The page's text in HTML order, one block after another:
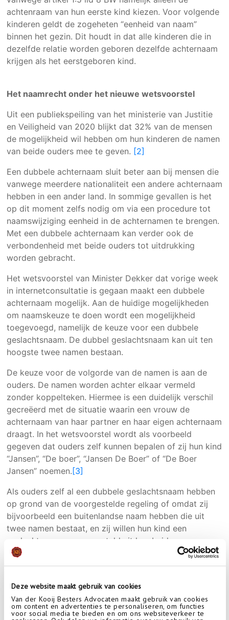
Deze website maakt gebruik van cookies
Van der Kooij Besters Advocaten maakt gebruik van cookies
om content en advertenties te personaliseren, om functies
voor social media te bieden en om ons websiteverkeer te
achtenraam van hun eerste kind kiezen. Voor volgende
kinderen geldt de zogeheten “eenheid van naam”
binnen het gezin. Dit houdt in dat alle kinderen die in
dezelfde relatie worden geboren dezelfde achternaam
krijgen als het eerstgeboren kind.
Het naamrecht onder het nieuwe wetsvoorstel
Uit een publiekspeiling van het ministerie van Justitie
en Veiligheid van 2020 blijkt dat 32% van de mensen
de mogelijkheid wil hebben om hun kinderen de namen
van beide ouders mee te geven. [2]
Een dubbele achternaam sluit beter aan bij mensen die
vanwege meerdere nationaliteit een andere achternaam
hebben in een ander land. In sommige gevallen is het
op dit moment zelfs nodig om via een procedure tot
naamswijziging eenheid in de achternamen te brengen.
Met een dubbele achternaam kan verder ook de
verbondenheid met beide ouders tot uitdrukking
worden gebracht.
Het wetsvoorstel van Minister Dekker dat vorige week
in internetconsultatie is gegaan maakt een dubbele
achternaam mogelijk. Aan de huidige mogelijkheden
om naamskeuze te doen wordt een mogelijkheid
toegevoegd, namelijk de keuze voor een dubbele
geslachtsnaam. De dubbel geslachtsnaam kan uit ten
hoogste twee namen bestaan.
De keuze voor de volgorde van de namen is aan de
ouders. De namen worden achter elkaar vermeld
zonder koppelteken. Hiermee is een duidelijk verschil
gecreëerd met de situatie waarin een vrouw de
achternaam van haar partner en haar eigen achternaam
draagt. In het wetsvoorstel wordt als voorbeeld
gegeven dat ouders zelf kunnen bepalen of zij hun kind
“Jansen”, “De boer”, “Jansen De Boer” of “De Boer
Jansen” noemen.[3]
Als ouders zelf al een dubbele geslachtsnaam hebben
op grond van de voorgestelde regeling of omdat zij
bijvoorbeeld een buitenlandse naam hebben die uit
twee namen bestaat, en zij willen hun kind een
geslachtsnaam samengesteld uit hun beider
geslachtsnamen geven, mogen zij zelf kiezen welke
naam zij willen doorgeven. Ook dan geldt dat de
mag bestaan, waarbij geldt dat een reeds bestaande
dubbele achternaam wordt gezien als één naam. Het
wetsvoorstel geeft ook hier weer een voorbeeld van.